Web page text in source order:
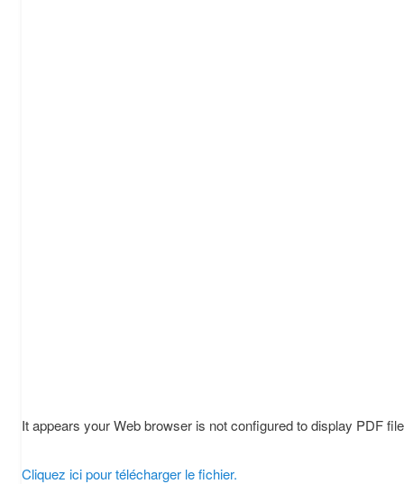
It appears your Web browser is not configured to display PDF
Cliquez ici pour télécharger le fichier.